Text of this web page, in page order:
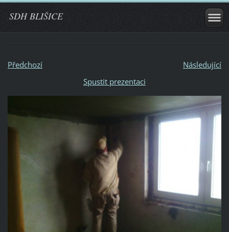
SDH BLIŠICE
Předchozí
Následující
Spustit prezentaci